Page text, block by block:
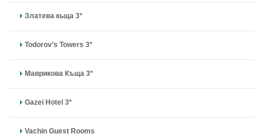
Златева кьща 3*
Todorov’s Towers 3*
Маврикова Къща 3*
Gazei Hotel 3*
Vachin Guest Rooms